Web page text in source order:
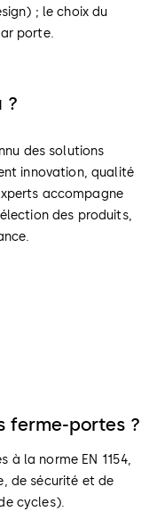
; le choix du
porte.
?
des solutions
innovation, qualité
accompagne
des produits,
ferme-portes ?
à la norme EN 1154,
de sécurité et de
cycles).